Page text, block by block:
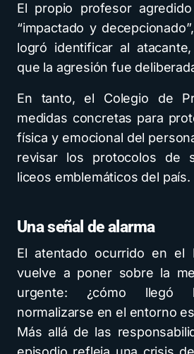
El propio profesor
“impactado y
logró identificar al
que la agresión fue
En tanto, el Colegio de
medidas concretas para
física y emocional del
revisar los protocolos de
liceos emblemáticos del país.
Una señal de alarma
El atentado ocurrido en el
vuelve a poner sobre la
urgente: ¿cómo llegó
normalizarse en el entorno
Más allá de las